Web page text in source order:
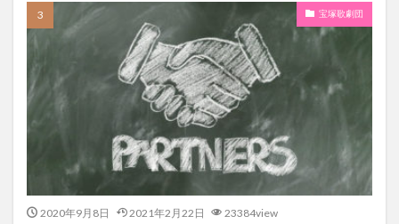
宝塚歌劇団
2020年9月8日 2021年2月22日 23384view